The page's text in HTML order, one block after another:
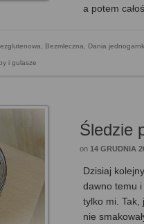
a potem
, Bezmleczna, Dania
i gulasze
Śledzie
on 14 GRUDNIA
Dzisiaj
dawno temu i
tylko mi. Tak,
nie